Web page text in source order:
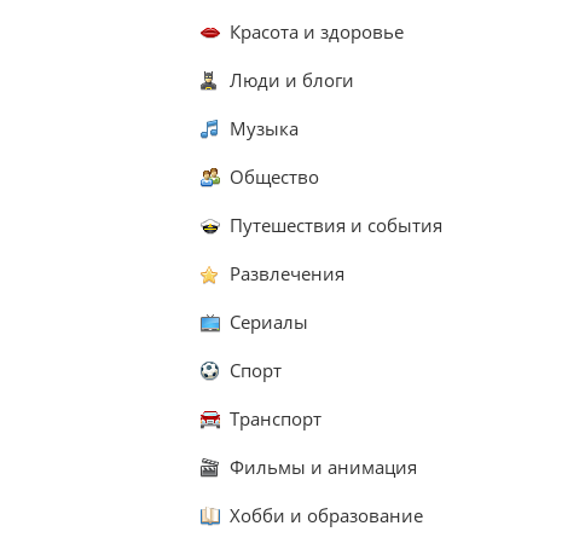
Красота и здоровье
Люди и блоги
Музыка
Общество
Путешествия и события
Развлечения
Сериалы
Спорт
Транспорт
Фильмы и анимация
Хобби и образование